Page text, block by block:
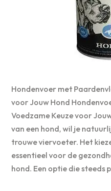
Hondenvoer met
voor Jouw Hond
Voedzame Keuze voor
van een hond, wil je
trouwe viervoeter. Het
essentieel voor de
hond. Een optie die steeds